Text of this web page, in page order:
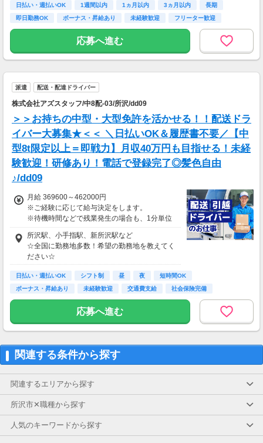
・往復交通費支給（上限あり）
※勤務地による
生活費がかからないので、働いた分のほとんど
を貯金にまわすことができます！
▼月収例
25万5,300円
＝(時給1,200円×8h＋残業1h)×23日
▼貯金の目安
＜リゾートバイト＞
住まい ：無料
水道光熱費：無料
Wi-Fi代 ：無料
食費 ：無料
スマホ ：0.5万円
社会保険 ：3万円
-----------------------
支出合計 ：5万円
→毎月20万円程度の貯金が目指せます！
短期でお金を貯めたい方にはピッタリ！
なる場合がございます。
カウンセリングでご希望条件をお伺いし、全国
★お仕事開始までの流れ★
日払い・週払いOK 1週間以内 1ヵ月以内 3ヵ月以内
長期
即日勤務OK
ボーナス・昇給あり 未経験歓迎 フリーター歓迎
応募へ進む
派遣 配送・配達ドライバー
株式会社アズスタッフ/中8配-03/所沢/dd09
＞＞お持ちの中型・大型免許を活かせる！！配送ドラ
イバー大募集★＜＜ ＼日払いOK＆履歴書不要／【中
型8t限定以上＝即戦力】月収40万円も目指せる！未経
験歓迎！研修あり！電話で登録完了◎髪色自由
♪/dd09
月給 369600～462000円
※ご経験に応じて給与決定をします。
※待機時間などで残業発生の場合も、1分単位
で残業代をお支払いします！
※研修・研修時給については面談時にお伝えし
ます
＊交通費一部支給（案件による）
所沢駅、小手指駅、新所沢駅など
☆全国に勤務地多数！希望の勤務地を教えてく
ださい☆
日払い・週払いOK シフト制 昼 夜
短時間OK
ボーナス・昇給あり
未経験歓迎 交通費支給 社会保険完備
応募へ進む
関連する条件から探す
関連するエリアから探す
所沢市✕職種から探す
人気のキーワードから探す